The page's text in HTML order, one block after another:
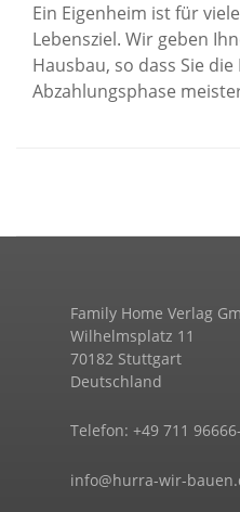
Ein Eigenheim ist für
Lebensziel. Wir geben
Hausbau, so dass Sie
Abzahlungsphase
Family Home Verlag
Wilhelmsplatz 11
70182 Stuttgart
Deutschland
Telefon: +49 711
info@hurra-wir-